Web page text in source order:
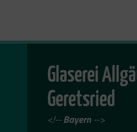
Glaserei
Geretsried
<!--Bayern -->